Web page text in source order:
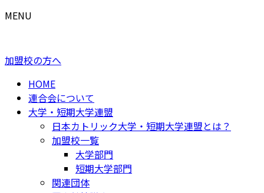
MENU
加盟校の方へ
HOME
連合会について
大学・短期大学連盟
日本カトリック大学・短期大学連盟とは？
加盟校一覧
大学部門
短期大学部門
関連団体